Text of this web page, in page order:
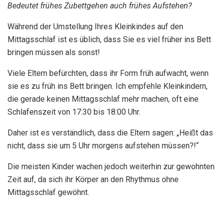
Bedeutet frühes Zubettgehen auch frühes Aufstehen?
Während der Umstellung Ihres Kleinkindes auf den
Mittagsschlaf ist es üblich, dass Sie es viel früher ins Bett
bringen müssen als sonst!
Viele Eltern befürchten, dass ihr Form früh aufwacht, wenn
sie es zu früh ins Bett bringen. Ich empfehle Kleinkindern,
die gerade keinen Mittagsschlaf mehr machen, oft eine
Schlafenszeit von 17:30 bis 18:00 Uhr.
Daher ist es verständlich, dass die Eltern sagen: „Heißt das
nicht, dass sie um 5 Uhr morgens aufstehen müssen?!“
Die meisten Kinder wachen jedoch weiterhin zur gewohnten
Zeit auf, da sich ihr Körper an den Rhythmus ohne
Mittagsschlaf gewöhnt.